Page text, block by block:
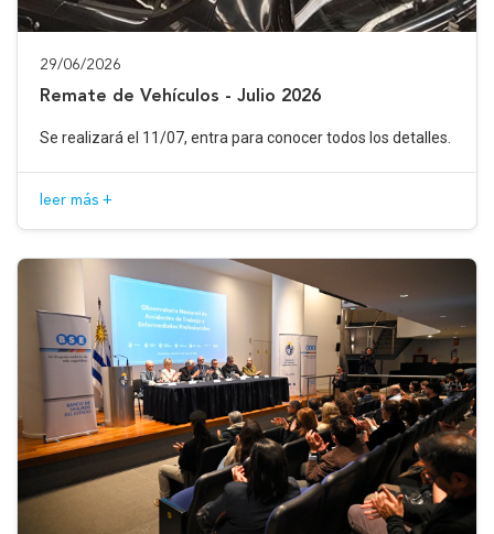
29/06/2026
Remate de Vehículos - Julio 2026
Se realizará el 11/07, entra para conocer todos los detalles.
leer más +